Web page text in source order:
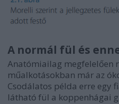
A normál fül és
Anatómiailag megfelelően
műalkotásokban már az
Csodálatos példa erre egy
látható fül a koppenhágai